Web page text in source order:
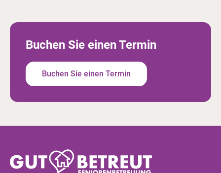
Buchen Sie einen Termin
Buchen Sie einen Termin